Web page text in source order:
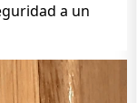
a un